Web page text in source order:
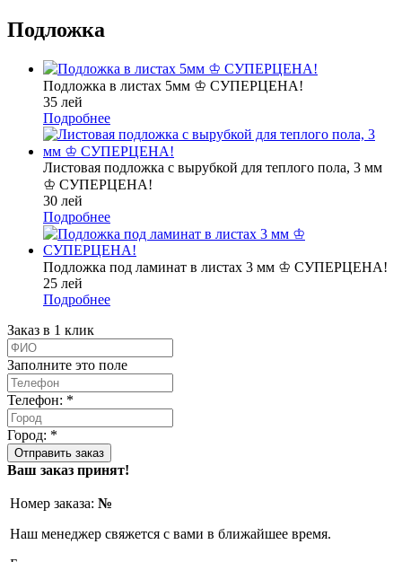
Подложка
Подложка в листах 5мм ♔ СУПЕРЦЕНА!
35 лей
Подробнее
Листовая подложка с вырубкой для теплого пола, 3 мм
♔ СУПЕРЦЕНА!
30 лей
Подробнее
Подложка под ламинат в листах 3 мм ♔ СУПЕРЦЕНА!
25 лей
Подробнее
Заказ в 1 клик
Заполните это поле
Телефон: *
Город: *
Ваш заказ принят!
Номер заказа: №
Наш менеджер свяжется с вами в ближайшее время.